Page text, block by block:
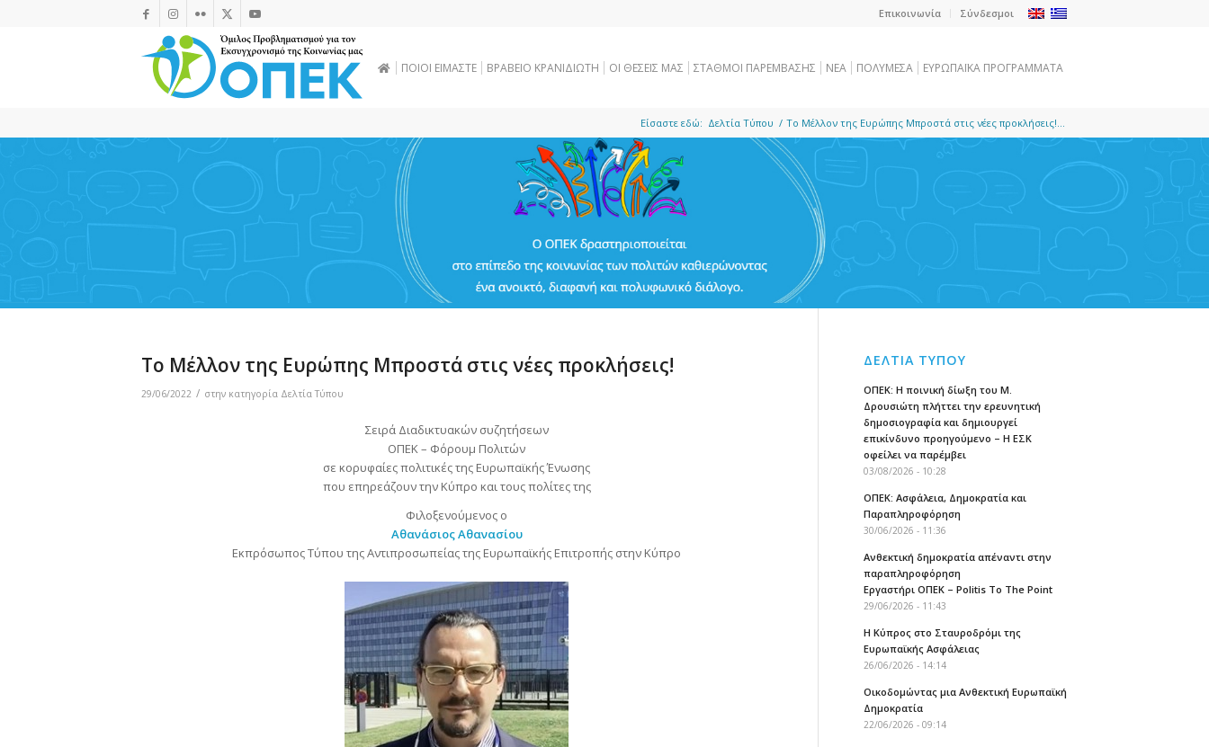
Επικοινωνία Σύνδεσμοι
ΠΟΙΟΙ ΕΙΜΑΣΤΕ ΒΡΑΒΕΙΟ ΚΡΑΝΙΔΙΩΤΗ OI ΘΕΣΕΙΣ ΜΑΣ ΣΤΑΘΜΟΙ ΠΑΡΕΜΒΑΣΗΣ NEA ΠΟΛΥΜΕΣΑ ΕΥΡΩΠΑΪΚΑ ΠΡΟΓΡΑΜΜΑΤΑ
Είσαστε εδώ: Δελτία Τύπου / To Μέλλον της Ευρώπης Μπροστά στις νέες προκλήσεις!...
To Μέλλον της Ευρώπης Μπροστά στις νέες προκλήσεις!
29/06/2022 / στην κατηγορία Δελτία Τύπου
Σειρά Διαδικτυακών συζητήσεων
ΟΠΕΚ – Φόρουμ Πολιτών
σε κορυφαίες πολιτικές της Ευρωπαϊκής Ένωσης
που επηρεάζουν την Κύπρο και τους πολίτες της
Φιλοξενούμενος ο
Αθανάσιος Αθανασίου
Εκπρόσωπος Τύπου της Αντιπροσωπείας της Ευρωπαϊκής Επιτροπής στην Κύπρο
ΔΕΛΤΙΑ ΤΥΠΟΥ
ΟΠΕΚ: Η ποινική δίωξη του Μ.
Δρουσιώτη πλήττει την ερευνητική
δημοσιογραφία και δημιουργεί
επικίνδυνο προηγούμενο – Η ΕΣΚ
οφείλει να παρέμβει
03/08/2026 - 10:28
ΟΠΕΚ: Ασφάλεια, Δημοκρατία και
Παραπληροφόρηση
30/06/2026 - 11:36
Ανθεκτική δημοκρατία απέναντι στην
παραπληροφόρηση
Εργαστήρι ΟΠΕΚ – Politis To The Point
29/06/2026 - 11:43
Η Κύπρος στο Σταυροδρόμι της
Ευρωπαϊκής Ασφάλειας
26/06/2026 - 14:14
Οικοδομώντας μια Ανθεκτική Ευρωπαϊκή
Δημοκρατία
22/06/2026 - 09:14